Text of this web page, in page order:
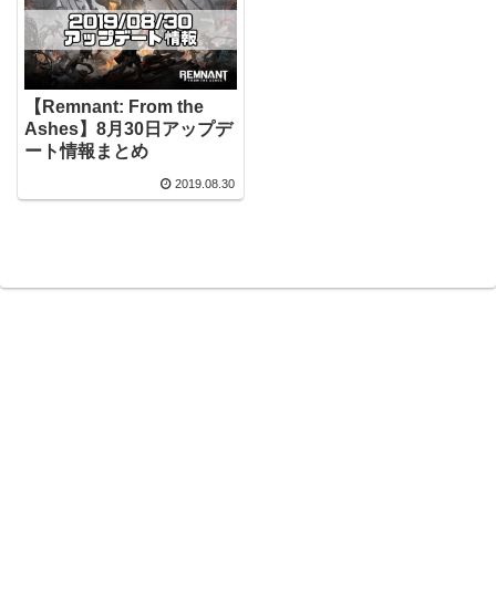
【Remnant: From the
Ashes】8月30日アップデ
ート情報まとめ
2019.08.30